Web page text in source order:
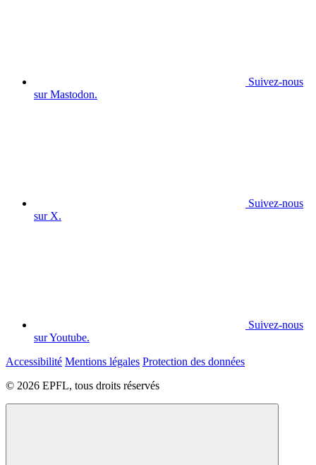
Suivez-nous
sur Mastodon.
Suivez-nous
sur X.
Suivez-nous
sur Youtube.
Accessibilité Mentions légales Protection des données
© 2026 EPFL, tous droits réservés